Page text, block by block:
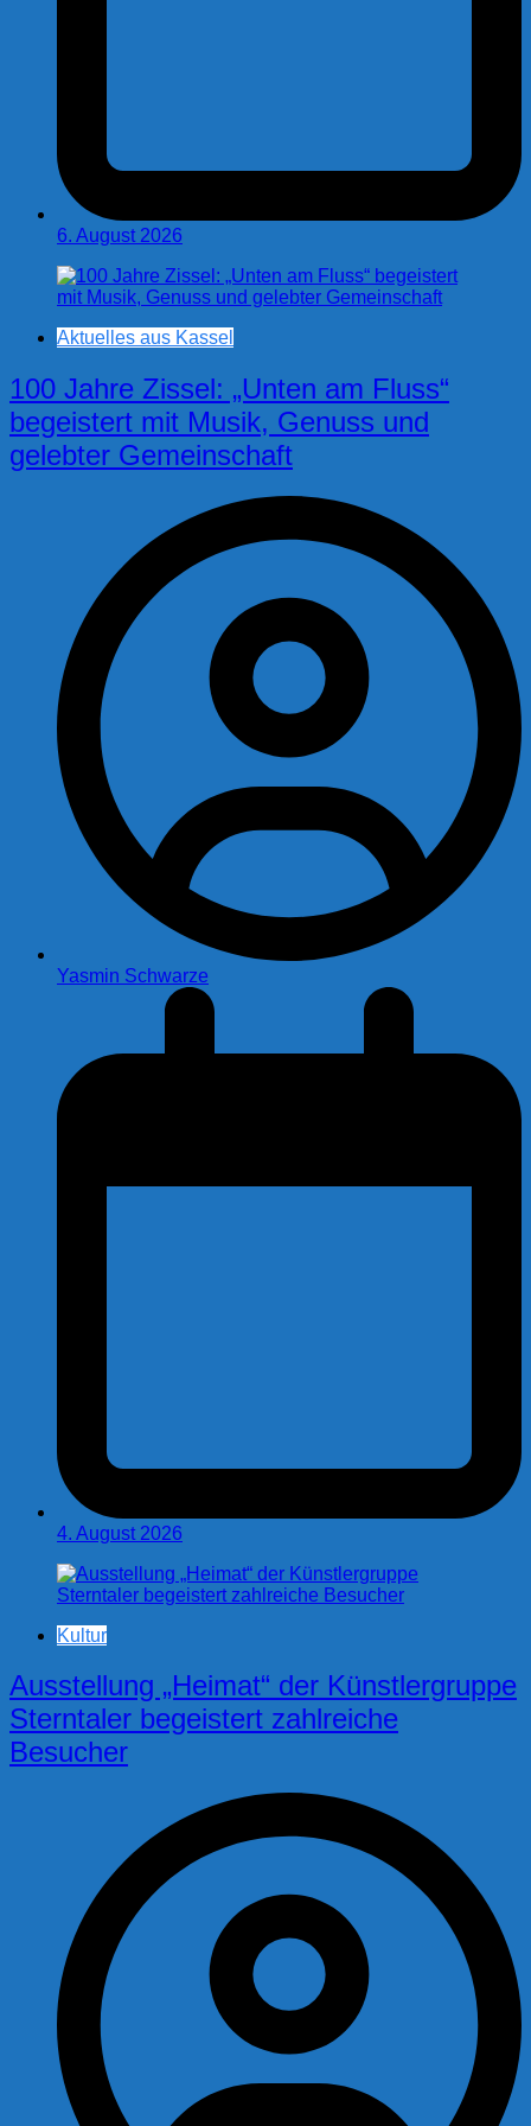
6. August 2026
Aktuelles aus Kassel
100 Jahre Zissel: „Unten am Fluss“
begeistert mit Musik, Genuss und
gelebter Gemeinschaft
Yasmin Schwarze
4. August 2026
Kultur
Ausstellung „Heimat“ der Künstlergruppe
Sterntaler begeistert zahlreiche
Besucher